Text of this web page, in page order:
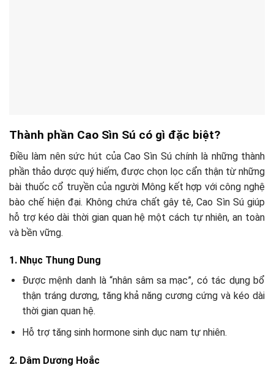
Thành phần Cao Sìn Sú có gì đặc biệt?
Điều làm nên sức hút của Cao Sìn Sú chính là những thành
phần thảo dược quý hiếm, được chọn lọc cẩn thận từ những
bài thuốc cổ truyền của người Mông kết hợp với công nghệ
bào chế hiện đại. Không chứa chất gây tê, Cao Sìn Sú giúp
hỗ trợ kéo dài thời gian quan hệ một cách tự nhiên, an toàn
và bền vững.
1. Nhục Thung Dung
Được mệnh danh là “nhân sâm sa mạc”, có tác dụng bổ
thận tráng dương, tăng khả năng cương cứng và kéo dài
thời gian quan hệ.
Hỗ trợ tăng sinh hormone sinh dục nam tự nhiên.
2. Dâm Dương Hoắc